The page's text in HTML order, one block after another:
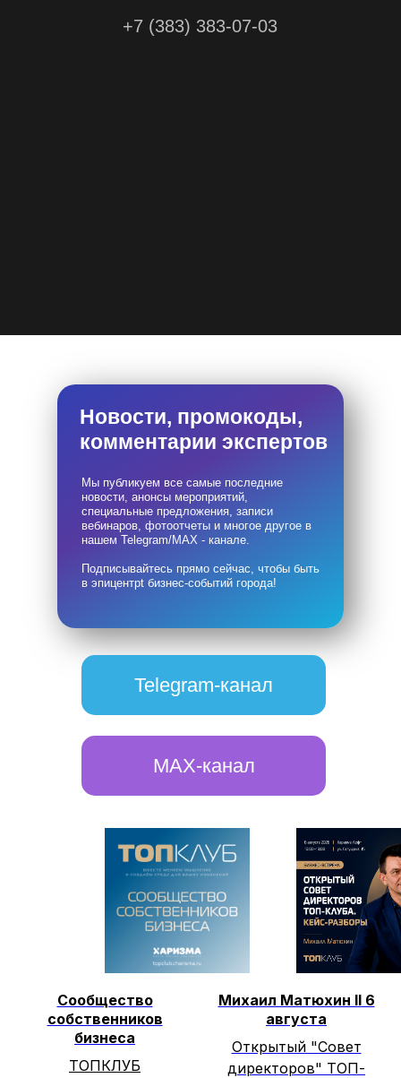
+7 (383) 383-07-03
Новости, промокоды,
комментарии экспертов
Мы публикуем все самые последние
новости, анонсы мероприятий,
специальные предложения, записи
вебинаров, фотоотчеты и многое другое в
нашем Telegram/MAX - канале.
Подписывайтесь прямо сейчас, чтобы быть
в эпицентрt бизнес-событий города!
Telegram-канал
MAX-канал
Сообщество
собственников
бизнеса
ТОПКЛУБ
Михаил Матюхин II 6
августа
Открытый "Совет
директоров" ТОП-